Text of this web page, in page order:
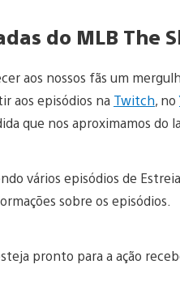
do MLB The
aos nossos fãs um
aos episódios na Twitch, no
que nos aproximamos do
vários episódios de
sobre os episódios.
pronto para a ação